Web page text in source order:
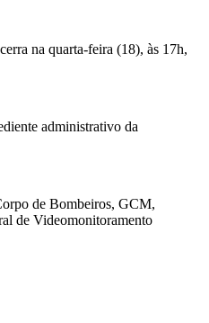
na quarta-feira (18), às 17h,
administrativo da
de Bombeiros, GCM,
de Videomonitoramento